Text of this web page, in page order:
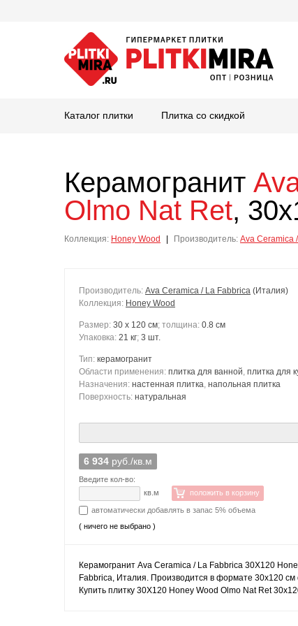
Каталог плитки Плитка со скидкой
Керамогранит
Olmo Nat Ret,
Коллекция: Honey Wood Производитель: Ava Ceramica
Производитель: Ava Ceramica / La Fabbrica (Италия)
Коллекция: Honey Wood
Размер: 30 x 120 см; толщина: 0.8 см
Упаковка: 21 кг; 3 шт.
Тип: керамогранит
Области применения: плитка для ванной, плитка для
Назначения: настенная плитка, напольная плитка
Поверхность: натуральная
6 934 руб./кв.м
Введите кол-во:
кв.м
положить в корзину
автоматически добавлять в запас 5% объема
( ничего не выбрано )
Керамогранит Ava Ceramica / La Fabbrica 30X120
Fabbrica, Италия. Производится в формате 30x120
Купить плитку 30X120 Honey Wood Olmo Nat Ret